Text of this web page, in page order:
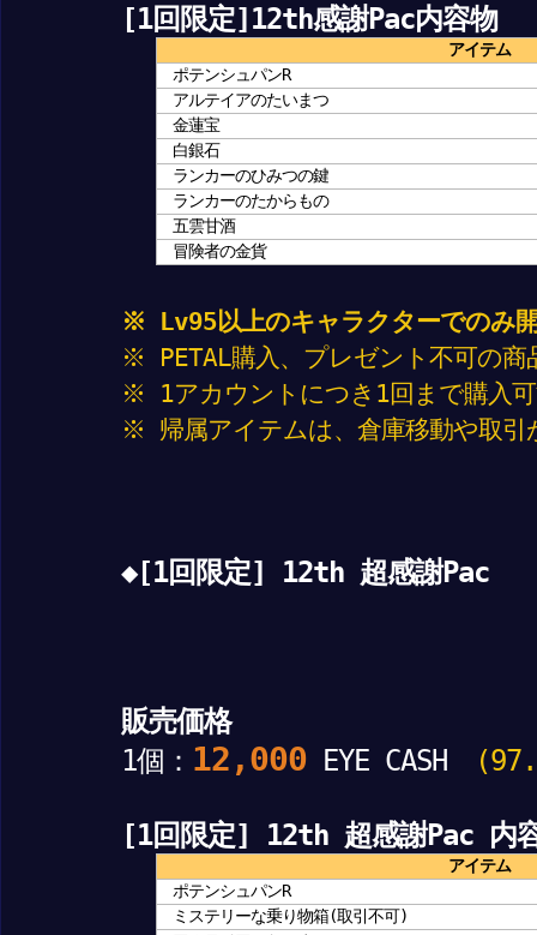
[1回限定]12th感謝Pac内容物
アイテム
ポテンシュパンR
アルテイアのたいまつ
金蓮宝
白銀石
ランカーのひみつの鍵
ランカーのたからもの
五雲甘酒
冒険者の金貨
※ Lv95以上のキャラクターでのみ
※ PETAL購入、プレゼント不可の商
※ 1アカウントにつき1回まで購入
※ 帰属アイテムは、倉庫移動や取引
◆[1回限定] 12th 超感謝Pac
販売価格
1個： 12,000 EYE CASH
[1回限定] 12th 超感謝Pac 内
アイテム
ポテンシュパンR
ミステリーな乗り物箱(取引不可)